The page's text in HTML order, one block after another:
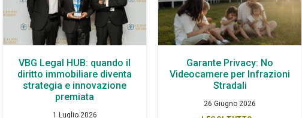
VBG Legal HUB: quando il
diritto immobiliare diventa
strategia e innovazione
premiata
1 Luglio 2026
Garante Privacy: No
Videocamere per Infrazioni
Stradali
26 Giugno 2026